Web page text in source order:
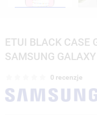
ETUI BLACK CASE
SAMSUNG
0 recenzje